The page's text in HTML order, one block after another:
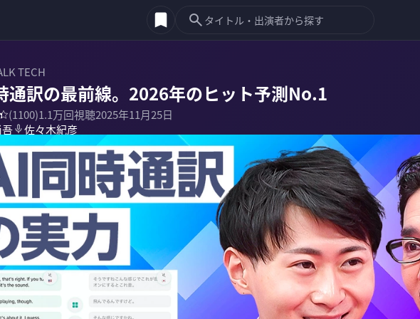
TECH
通訳の最前線。2026年のヒット予測No.1
(1100)1.1万回視聴2025年11月25日
佐々木紀彦